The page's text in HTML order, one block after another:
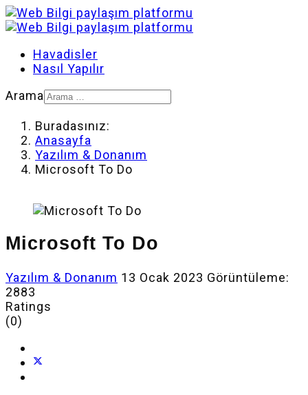
Havadisler
Nasıl Yapılır
Arama
Buradasınız:
Anasayfa
Yazılım & Donanım
Microsoft To Do
Microsoft To Do
Yazılım & Donanım 13 Ocak 2023 Görüntüleme:
2883
Ratings
(0)